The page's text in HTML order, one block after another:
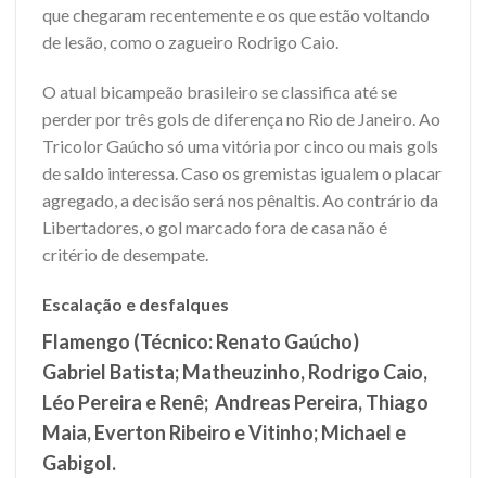
que chegaram recentemente e os que estão voltando
de lesão, como o zagueiro Rodrigo Caio.
O atual bicampeão brasileiro se classifica até se
perder por três gols de diferença no Rio de Janeiro. Ao
Tricolor Gaúcho só uma vitória por cinco ou mais gols
de saldo interessa. Caso os gremistas igualem o placar
agregado, a decisão será nos pênaltis. Ao contrário da
Libertadores, o gol marcado fora de casa não é
critério de desempate.
Escalação e desfalques
Flamengo (Técnico: Renato Gaúcho)
Gabriel Batista; Matheuzinho, Rodrigo Caio,
Léo Pereira e Renê; Andreas Pereira, Thiago
Maia, Everton Ribeiro e Vitinho; Michael e
Gabigol.